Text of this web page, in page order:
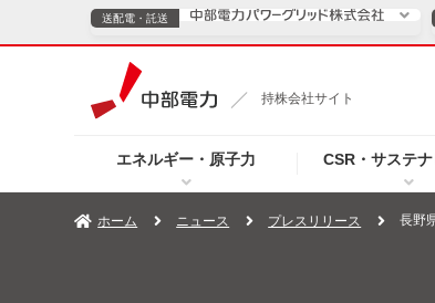
持株会社サイト
エネルギー・原子力 CSR・サステ
送配電・託送
TOPページへ
電気・ガスのご契約
TOPページへ
ホーム ニュース プレスリリース 長野